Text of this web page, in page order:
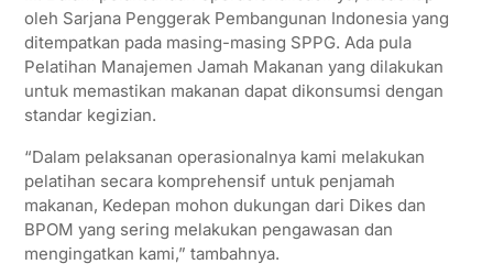
oleh Sarjana Penggerak Pembangunan Indonesia yang
ditempatkan pada masing-masing SPPG. Ada pula
Pelatihan Manajemen Jamah Makanan yang dilakukan
untuk memastikan makanan dapat dikonsumsi dengan
standar kegizian.
“Dalam pelaksanan operasionalnya kami melakukan
pelatihan secara komprehensif untuk penjamah
makanan, Kedepan mohon dukungan dari Dikes dan
BPOM yang sering melakukan pengawasan dan
mengingatkan kami,” tambahnya.